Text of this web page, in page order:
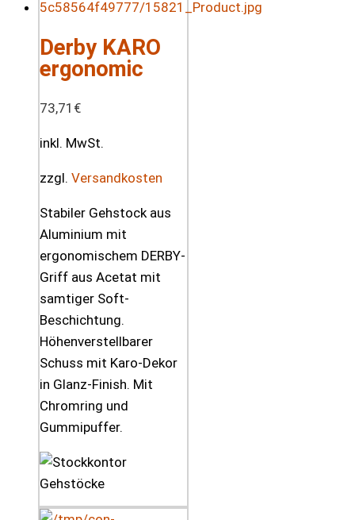
Derby KARO
ergonomic
73,71 €
inkl. MwSt.
zzgl. Versandkosten
Stabiler Gehstock aus
Aluminium mit
ergonomischem DERBY-
Griff aus Acetat mit
samtiger Soft-
Beschichtung.
Höhenverstellbarer
Schuss mit Karo-Dekor
in Glanz-Finish. Mit
Chromring und
Gummipuffer.